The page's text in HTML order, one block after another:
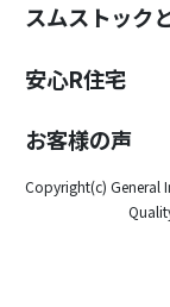
スムストック
安心R住宅
お客様の声
Copyright(c) General